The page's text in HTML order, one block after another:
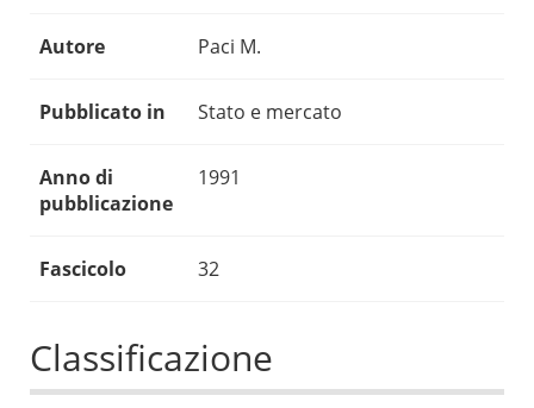
Autore Paci M.
Pubblicato in Stato e mercato
Anno di
pubblicazione
1991
Fascicolo 32
Classificazione